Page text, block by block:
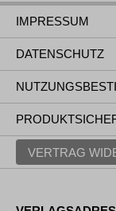
IMPRESSUM
DATENSCHUTZ
VERTRAG